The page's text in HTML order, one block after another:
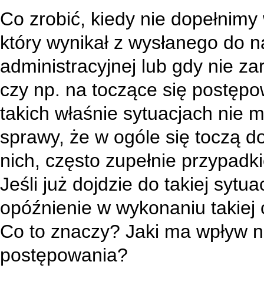
Co zrobić, kiedy nie
który wynikał z wysłanego do
administracyjnej lub gdy nie
czy np. na toczące się
takich właśnie sytuacjach nie
sprawy, że w ogóle się toczą
nich, często zupełnie
Jeśli już dojdzie do takiej
opóźnienie w wykonaniu takiej
Co to znaczy? Jaki ma wpływ
postępowania?